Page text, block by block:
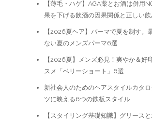
【薄毛・ハゲ】AGA薬とお酒は併用
果を下げる飲酒の因果関係と正しい
【2026夏ヘア】パーマで夏を制す。
ない夏のメンズパーマ6選
【2026夏】メンズ必見！爽やか＆好
スメ「ベリーショート」6選
新社会人のためのヘアスタイルカタ
ツに映える6つの鉄板スタイル
【スタイリング基礎知識】グリース